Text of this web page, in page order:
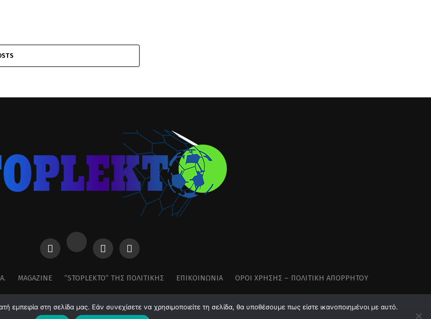
MAGAZINE ”STOPLEKTO” ΤΗΣ ΠΟΛΙΤΙΚΗΣ ΕΠΙΚΟΙΝΩΝΊΑ ΌΡΟΙ ΧΡΉΣΗΣ – ΠΟΛΙΤΙΚΉ ΑΠΟΡΡΉΤΟΥ
στη σελίδα μας. Εάν συνεχίσετε να χρησιμοποιείτε τη σελίδα, θα υποθέσουμε πως είστε ικανοποιημένοι με αυτό.